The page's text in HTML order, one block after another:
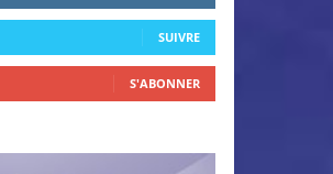
SUIVRE
S'ABONNER